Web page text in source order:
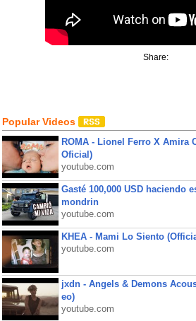
Share:
Popular Videos
ROMA - Lionel Ferro X Amira
Oficial)
youtube.com
Gasté 100,000 USD haciendo
mondrin
youtube.com
KHEA - Mami Lo Siento
youtube.com
jxdn - Angels & Demons
eo)
youtube.com